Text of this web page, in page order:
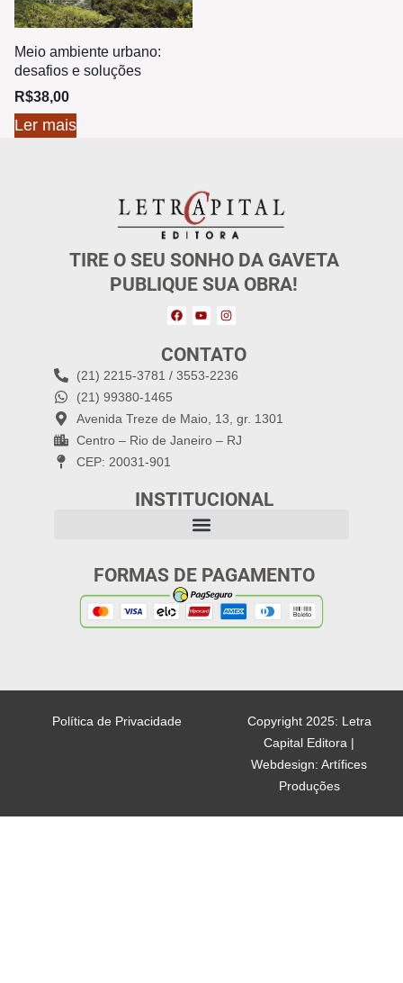
Meio ambiente urbano:
desafios e soluções
R$38,00
Ler mais
TIRE O SEU SONHO DA GAVETA
PUBLIQUE SUA OBRA!
CONTATO
(21) 2215-3781 / 3553-2236
(21) 99380-1465
Avenida Treze de Maio, 13, gr. 1301
Centro – Rio de Janeiro – RJ
CEP: 20031-901
INSTITUCIONAL
FORMAS DE PAGAMENTO
Copyright 2025: Letra
Capital Editora |
Webdesign: Artífices
Produções
Política de Privacidade